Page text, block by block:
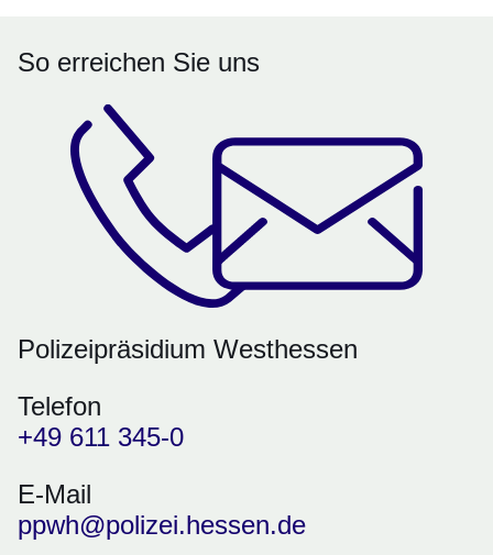
So erreichen Sie uns
Polizeipräsidium Westhessen
Telefon
+49 611 345-0
E-Mail
ppwh@polizei.hessen.de